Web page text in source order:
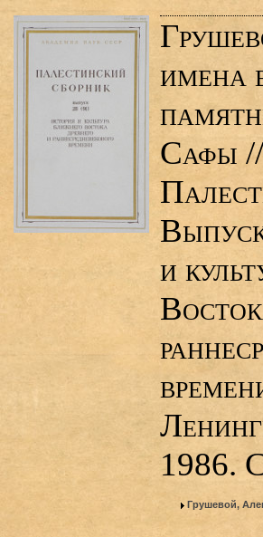
имена
Сафы
и
1986.
Грушевой,